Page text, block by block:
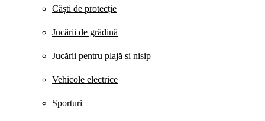
Căști de protecție
Jucării de grădină
Jucării pentru plajă și nisip
Vehicole electrice
Sporturi